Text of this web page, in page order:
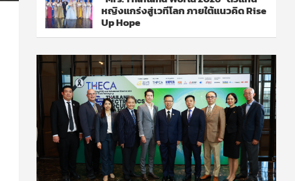
หญิงแกร่งสู่เวทีโลก ภายใต้แนวคิด Rise
Up Hope